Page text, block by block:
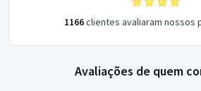
1166clientes avaliaram nossos
Avaliações de quem